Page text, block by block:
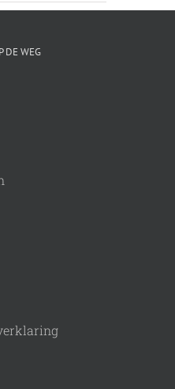
DE WEG